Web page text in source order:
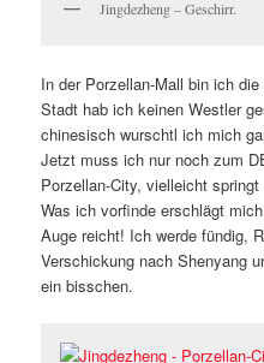
Jingdezheng – Geschirr.
In der Porzellan-Mall bin ich
Stadt hab ich keinen Westler
chinesisch wurschtl ich mich
Jetzt muss ich nur noch zum
Porzellan-City, vielleicht
Was ich vorfinde erschlägt
Auge reicht! Ich werde fündig,
Verschickung nach Shenyang
ein bisschen.